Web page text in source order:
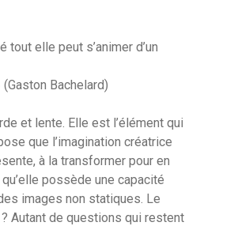
elle peut s’animer d’un
(Gaston Bachelard)
et lente. Elle est l’élément qui
que l’imagination créatrice
à la transformer pour en
possède une capacité
images non statiques. Le
Autant de questions qui restent